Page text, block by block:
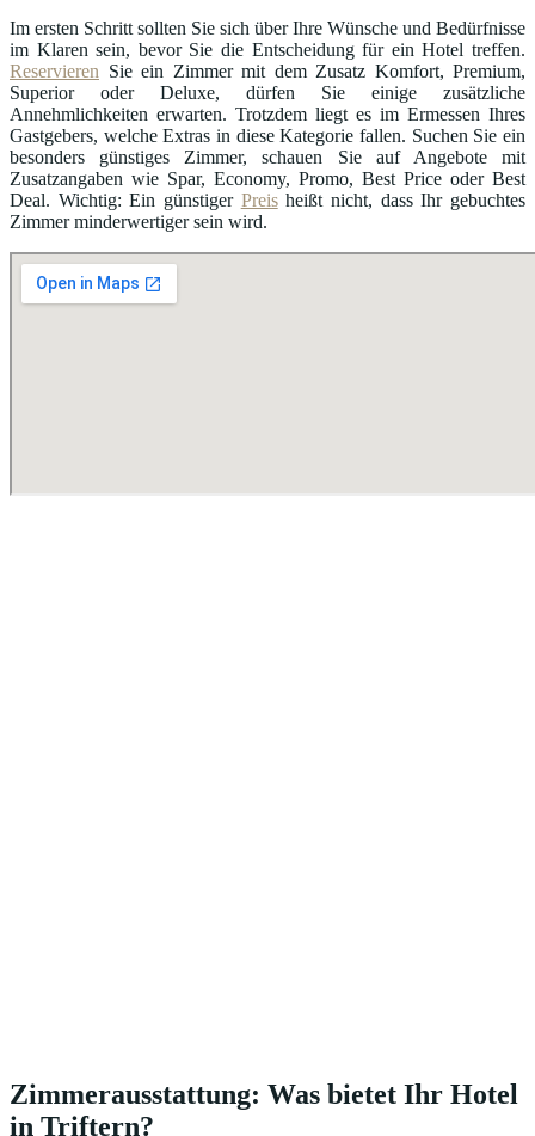
Im ersten Schritt sollten Sie sich über Ihre Wünsche und Bedürfnisse
im Klaren sein, bevor Sie die Entscheidung für ein Hotel treffen.
Reservieren Sie ein Zimmer mit dem Zusatz Komfort, Premium,
Superior oder Deluxe, dürfen Sie einige zusätzliche
Annehmlichkeiten erwarten. Trotzdem liegt es im Ermessen Ihres
Gastgebers, welche Extras in diese Kategorie fallen. Suchen Sie ein
besonders günstiges Zimmer, schauen Sie auf Angebote mit
Zusatzangaben wie Spar, Economy, Promo, Best Price oder Best
Deal. Wichtig: Ein günstiger Preisheißt nicht, dass Ihr gebuchtes
Zimmer minderwertiger sein wird.
Zimmerausstattung: Was bietet Ihr Hotel
in Triftern?